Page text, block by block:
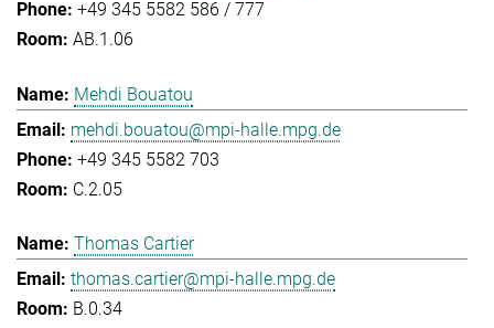
+49 345 5582 586 / 777
AB.1.06
Mehdi Bouatou
mehdi.bouatou@mpi-halle.mpg.de
+49 345 5582 703
C.2.05
Thomas Cartier
thomas.cartier@mpi-halle.mpg.de
B.0.34